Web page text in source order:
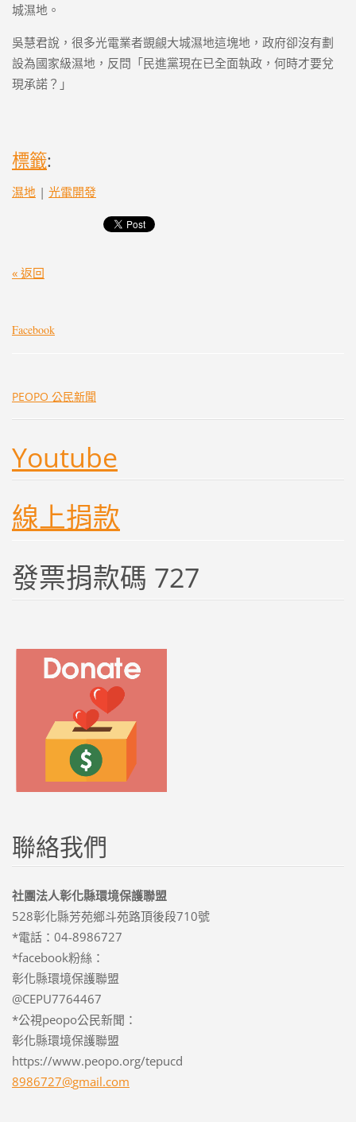
城濕地。
吳慧君說，很多光電業者覬覦大城濕地這塊地，政府卻沒有劃
設為國家級濕地，反問「民進黨現在已全面執政，何時才要兌
現承諾？」
標籤:
濕地 | 光電開發
« 返回
Facebook
PEOPO 公民新聞
Youtube
線上捐款
發票捐款碼 727
聯絡我們
社團法人彰化縣環境保護聯盟
528彰化縣芳苑鄉斗苑路頂後段710號
*電話：04-8986727
*facebook粉絲：
彰化縣環境保護聯盟
@CEPU7764467
*公視peopo公民新聞：
彰化縣環境保護聯盟
https://www.peopo.org/tepucd
8986727@gmail.com